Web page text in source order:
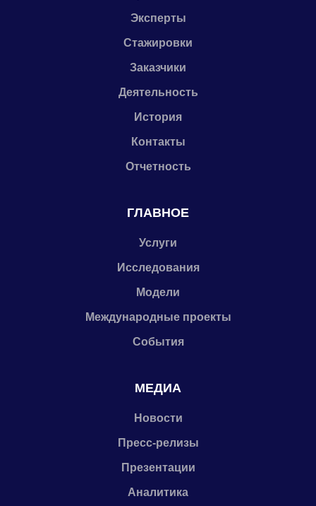
Эксперты
Стажировки
Заказчики
Деятельность
История
Контакты
Отчетность
ГЛАВНОЕ
Услуги
Исследования
Модели
Международные проекты
События
МЕДИА
Новости
Пресс-релизы
Презентации
Аналитика